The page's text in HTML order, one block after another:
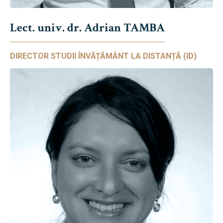
Lect. univ. dr. Adrian TAMBA
DIRECTOR STUDII ÎNVĂȚĂMÂNT LA DISTANȚĂ (ID)